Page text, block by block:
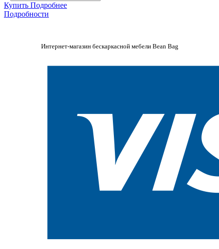
Купить Подробнее
Подробности
Интернет-магазин бескаркасной мебели Bean Bag